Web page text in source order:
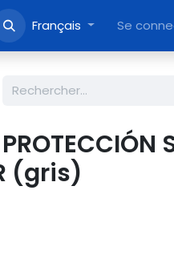
Français Se
(gris)